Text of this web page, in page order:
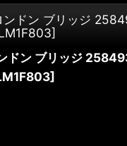
ンドン ブリッジ
]
ドン ブリッジ
]